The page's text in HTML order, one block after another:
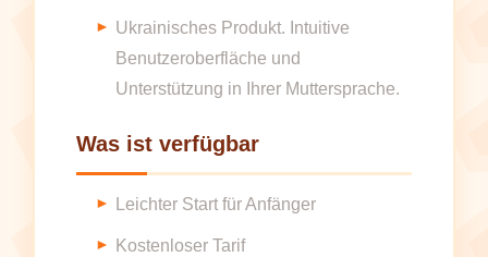
Ukrainisches Produkt. Intuitive
Benutzeroberfläche und
Unterstützung in Ihrer Muttersprache.
Was ist verfügbar
Leichter Start für Anfänger
Kostenloser Tarif